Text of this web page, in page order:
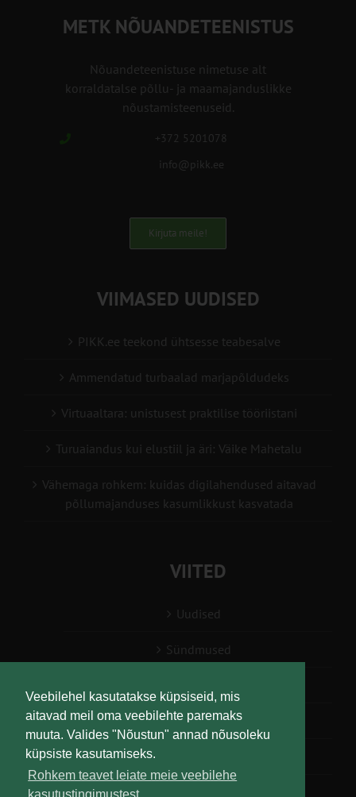
Veebilehel kasutatakse küpsiseid, mis
aitavad meil oma veebilehte paremaks
muuta. Valides "Nõustun" annad nõusoleku
küpsiste kasutamiseks.
Rohkem teavet leiate meie veebilehe
METK NÕUANDETEENISTUS
Nõuandeteenistuse nimetuse alt
korraldatalse põllu- ja maamajanduslikke
nõustamisteenuseid.
+372 5201078
info@pikk.ee
Kirjuta meile!
VIIMASED UUDISED
PIKK.ee teekond ühtsesse teabesalve
Ammendatud turbaalad marjapõldudeks
Virtuaaltara: unistusest praktilise tööriistani
Turuaiandus kui elustiil ja äri: Väike Mahetalu
Vähemaga rohkem: kuidas digilahendused aitavad
põllumajanduses kasumlikkust kasvatada
VIITED
Uudised
Sündmused
Teabesalv
Liitu uudiskirjaga